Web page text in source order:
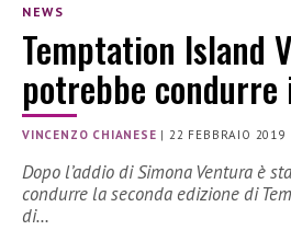
NEWS
Temptation Island
potrebbe
VINCENZO CHIANESE |22 FEBBRAIO 2019
Dopo l’addio di Simona Ventura è
condurre la seconda edizione di
di…